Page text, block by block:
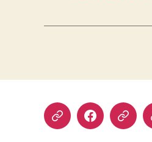
Yelp FacebookTwitter